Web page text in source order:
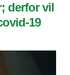
derfor vil
19